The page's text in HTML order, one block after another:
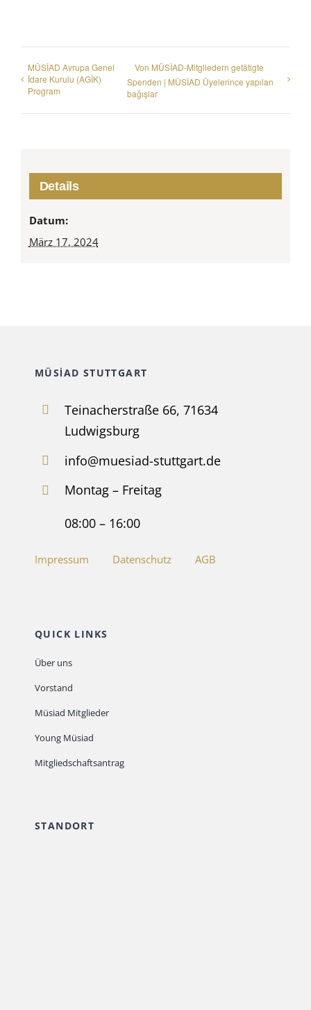
MÜSİAD Avrupa Genel
İdare Kurulu (AGİK)
Program
Von MÜSİAD-Mitgliedern getätigte
Spenden | MÜSİAD Üyelerince yapılan
bağışlar
Details
Datum:
März 17, 2024
MÜSİAD STUTTGART
Teinacherstraße 66, 71634
Ludwigsburg
info@muesiad-stuttgart.de
Montag – Freitag
08:00 – 16:00
Impressum Datenschutz AGB
QUICK LINKS
Über uns
Vorstand
Müsiad Mitglieder
Young Müsiad
Mitgliedschaftsantrag
STANDORT